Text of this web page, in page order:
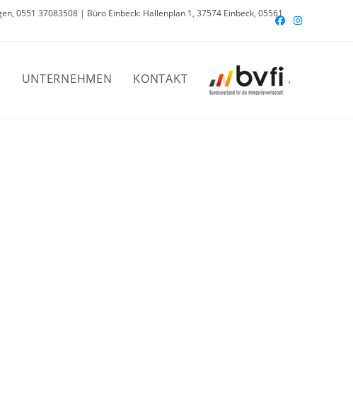
0551 37083508 | Büro Einbeck: Hallenplan 1, 37574 Einbeck, 05561
UNTERNEHMEN KONTAKT .